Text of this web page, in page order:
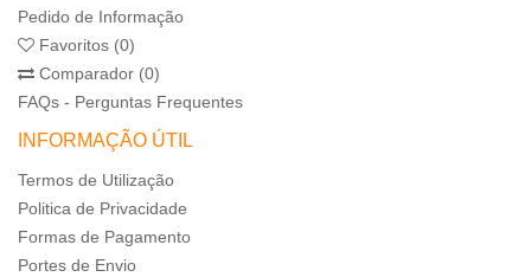
Pedido de Informação
Favoritos (0)
Comparador (0)
FAQs - Perguntas Frequentes
INFORMAÇÃO ÚTIL
Termos de Utilização
Politica de Privacidade
Formas de Pagamento
Portes de Envio